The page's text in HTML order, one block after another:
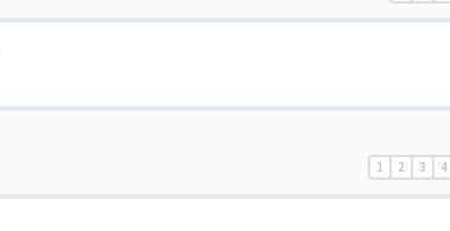
1 2 3 4